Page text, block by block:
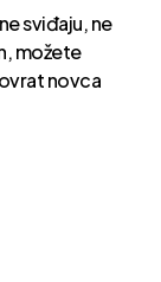
sviđaju, ne
možete
novca